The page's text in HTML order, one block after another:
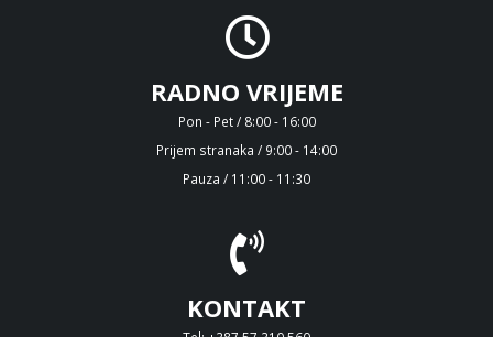
RADNO VRIJEME
Pon - Pet / 8:00 - 16:00
Prijem stranaka / 9:00 - 14:00
Pauza / 11:00 - 11:30
KONTAKT